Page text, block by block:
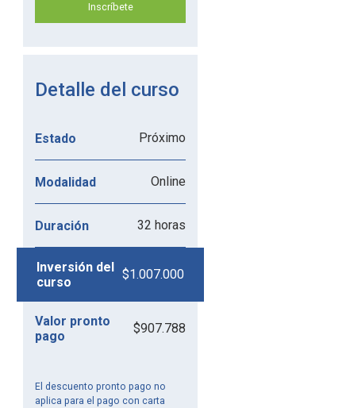
Inscríbete
Detalle del curso
Estado Próximo
Modalidad Online
Duración 32 horas
Inversión del
curso
$1.007.000
Valor pronto
pago
$907.788
El descuento pronto pago no
aplica para el pago con carta